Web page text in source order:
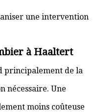
une intervention
à Haaltert
principalement de la
nécessaire. Une
moins coûteuse